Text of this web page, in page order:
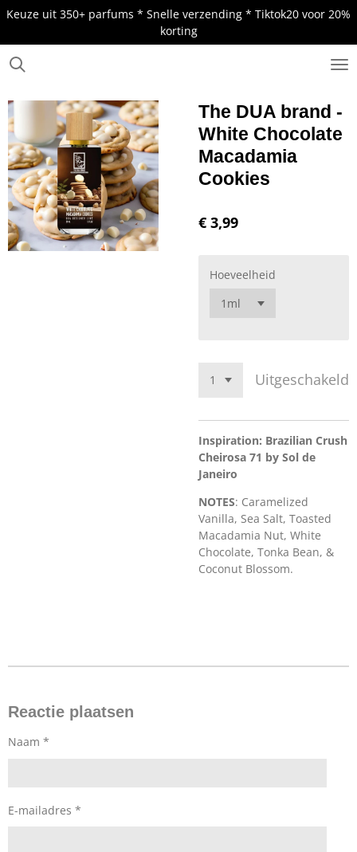
Ga
naar
de
Keuze uit 350+ parfums * Snelle verzending * Tiktok20 voor 20%
korting
The DUA brand -
White Chocolate
Macadamia
Cookies
€ 3,99
Hoeveelheid
Uitgeschakeld
Inspiration: Brazilian Crush
Cheirosa 71 by Sol de
Janeiro
NOTES: Caramelized
Vanilla, Sea Salt, Toasted
Macadamia Nut, White
Chocolate, Tonka Bean, &
Coconut Blossom.
Reactie plaatsen
Naam *
E-mailadres *